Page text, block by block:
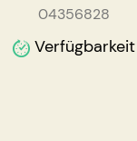
04356828
Verfügbarkeit